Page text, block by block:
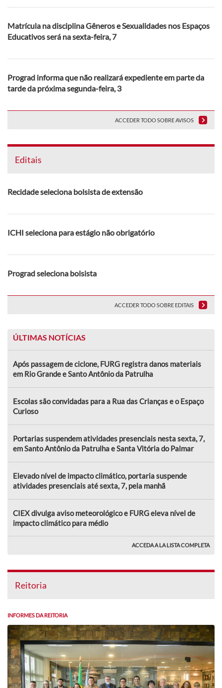
Matrícula na disciplina Gêneros e Sexualidades nos Espaços
Educativos será na sexta-feira, 7
Prograd informa que não realizará expediente em parte da
tarde da próxima segunda-feira, 3
ACCEDER TODO SOBRE AVISOS
Editais
Recidade seleciona bolsista de extensão
ICHI seleciona para estágio não obrigatório
Prograd seleciona bolsista
ACCEDER TODO SOBRE EDITAIS
ÚLTIMAS NOTÍCIAS
Após passagem de ciclone, FURG registra danos materiais
em Rio Grande e Santo Antônio da Patrulha
Escolas são convidadas para a Rua das Crianças e o Espaço
Curioso
Portarias suspendem atividades presenciais nesta sexta, 7,
em Santo Antônio da Patrulha e Santa Vitória do Palmar
Elevado nível de impacto climático, portaria suspende
atividades presenciais até sexta, 7, pela manhã
CIEX divulga aviso meteorológico e FURG eleva nível de
impacto climático para médio
ACCEDA A LA LISTA COMPLETA
Reitoria
INFORMES DA REITORIA